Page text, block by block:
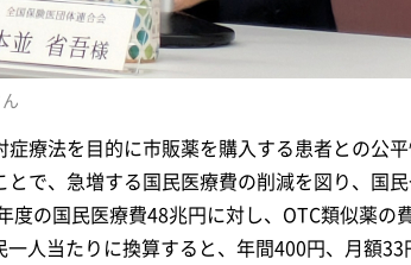
療法を目的に市販薬を購入する患者との公
とで、急増する国民医療費の削減を図り、国
の国民医療費48兆円に対し、OTC類似薬の
人当たりに換算すると、年間400円、月額33